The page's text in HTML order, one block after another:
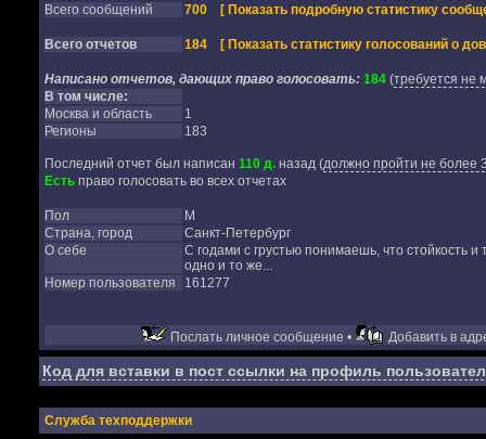
Всего сообщений
700 [ Показать подробную статистику
Всего отчетов 184 [ Показать статистику голосований о
Написано отчетов, дающих право голосовать: 184(требуется не
В том числе:
Москва и область
1
Регионы
183
Последний отчет был написан 110 д.назад(должно пройти не более
Естьправо голосовать во всех отчетах
Пол
М
Страна, город
Санкт-Петербург
О себе
С годами с грустью понимаешь, что стойкость и
одно и то же...
Номер пользователя
161277
Послать личное сообщение • Добавить в
Код для вставки в пост ссылки на профиль
Служба техподдержки